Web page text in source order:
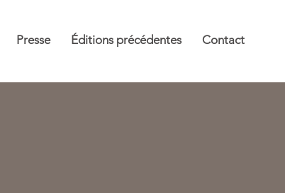
Presse Éditions précédentes Contact